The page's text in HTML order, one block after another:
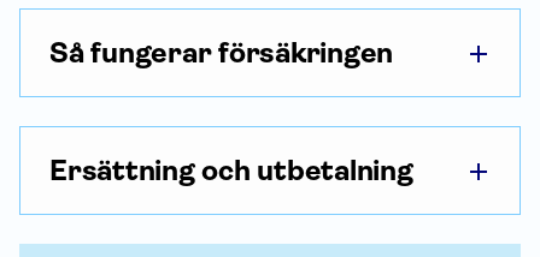
Så fungerar försäkringen
Ersättning och utbetalning